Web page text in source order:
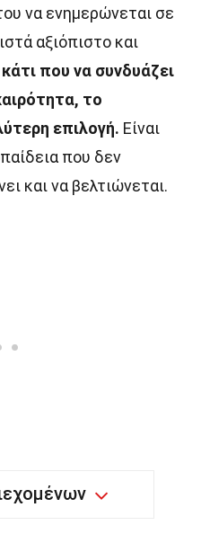
να ενημερώνεται σε
αξιόπιστο και
που να συνδυάζει
το
επιλογή. Είναι
που δεν
και να βελτιώνεται.